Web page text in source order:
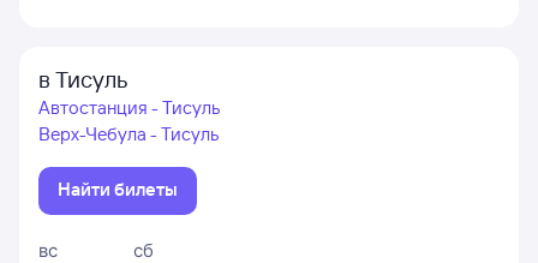
в Тисуль
Автостанция - Тисуль
Верх-Чебула - Тисуль
Найти билеты
вс
сб